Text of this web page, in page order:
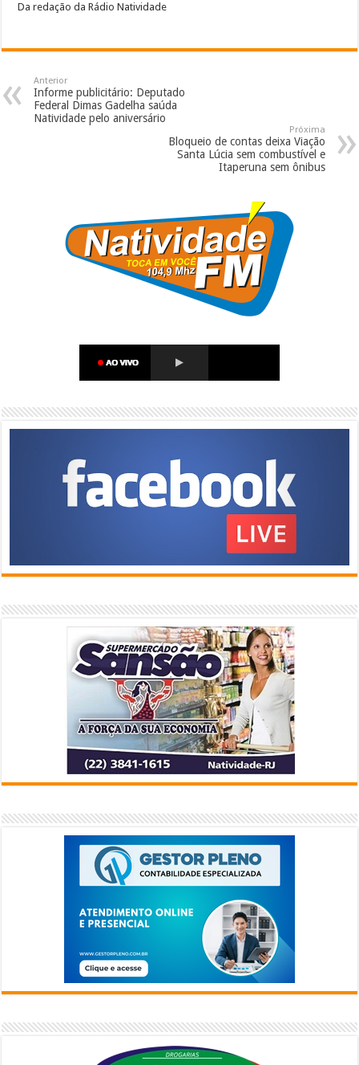
Da redação da Rádio Natividade
Anterior
Informe publicitário: Deputado
Federal Dimas Gadelha saúda
Natividade pelo aniversário
Próxima
Bloqueio de contas deixa Viação
Santa Lúcia sem combustível e
Itaperuna sem ônibus